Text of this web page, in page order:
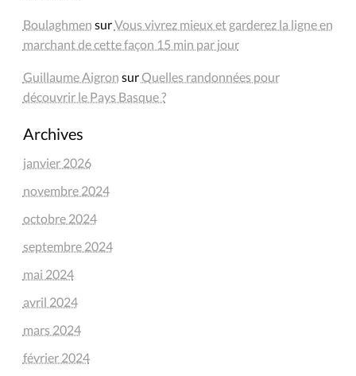
Boulaghmen surVous vivrez mieux et garderez la ligne en
marchant de cette façon 15 min par jour
Guillaume Aigron surQuelles randonnées pour
découvrir le Pays Basque ?
Archives
janvier 2026
novembre 2024
octobre 2024
septembre 2024
mai 2024
avril 2024
mars 2024
février 2024